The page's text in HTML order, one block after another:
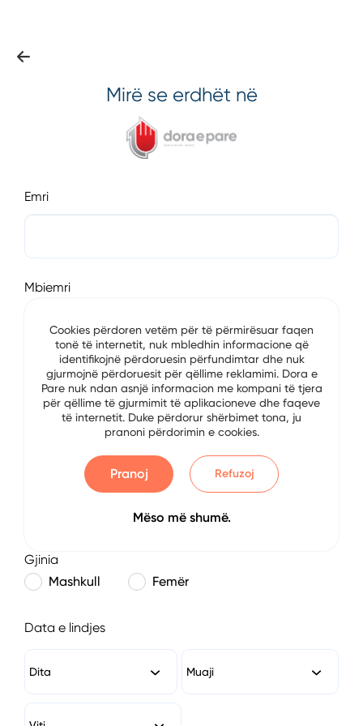
Mirë se erdhët në
Emri
Mbiemri
E-mail
Numri i Telefonit
Gjinia
Mashkull
Femër
Data e lindjes
Dita Muaji
Cookies përdoren vetëm për të përmirësuar faqen
tonë të internetit, nuk mbledhin informacione që
identifikojnë përdoruesin përfundimtar dhe nuk
gjurmojnë përdoruesit për qëllime reklamimi. Dora e
Pare nuk ndan asnjë informacion me kompani të tjera
për qëllime të gjurmimit të aplikacioneve dhe faqeve
të internetit. Duke përdorur shërbimet tona, ju
pranoni përdorimin e cookies.
Pranoj Refuzoj
Mëso më shumë.